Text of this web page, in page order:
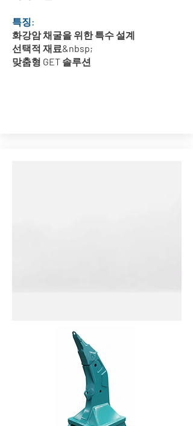
특징:
화강암 채굴을 위한 특수 설계
선택적 재료&nbsp;
맞춤형 GET 솔루션